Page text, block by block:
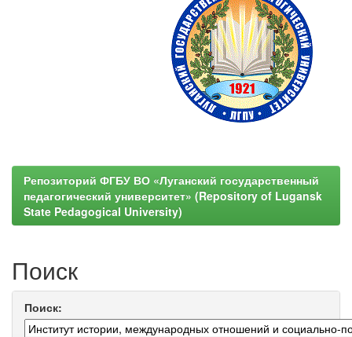
Репозиторий ФГБУ ВО «Луганский государственный
педагогический университет» (Repository of Lugansk
State Pedagogical University)
Поиск
Поиск: